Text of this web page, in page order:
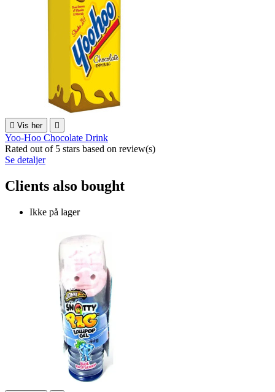
 Vis her 
Yoo-Hoo Chocolate Drink
Rated out of 5 stars based on review(s)
Se detaljer
Clients also bought
Ikke på lager